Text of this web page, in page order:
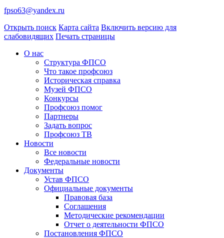
fpso63@yandex.ru
Открыть поиск Карта сайта Включить версию для
слабовидящих Печать страницы
О нас
Структура ФПСО
Что такое профсоюз
Историческая справка
Музей ФПСО
Конкурсы
Профсоюз помог
Партнеры
Задать вопрос
Профсоюз ТВ
Новости
Все новости
Федеральные новости
Документы
Устав ФПСО
Официальные документы
Правовая база
Соглашения
Методические рекомендации
Отчет о деятельности ФПСО
Постановления ФПСО